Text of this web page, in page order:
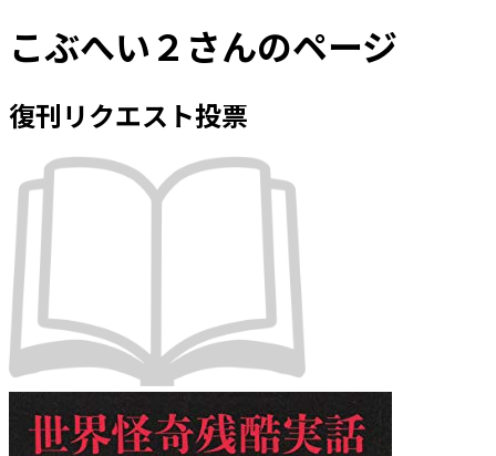
こぶへい２さんのページ
復刊リクエスト投票